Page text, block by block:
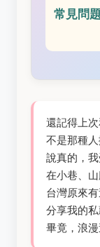
常見問
還記得上
不是那種
說真的，
在小巷、
台灣原來
分享我的
畢竟，浪漫